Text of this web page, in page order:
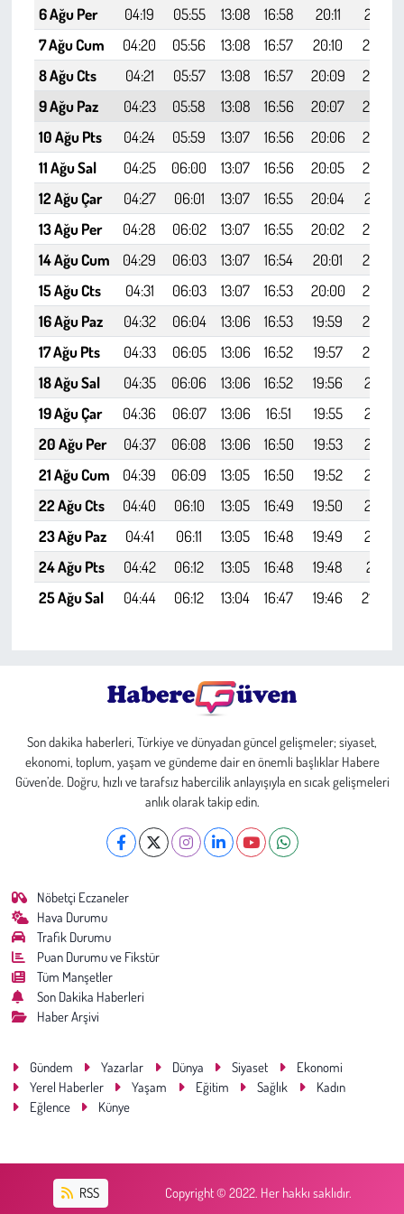
6 Ağu Per
04:19 05:55 13:08 16:58 20:11
21:41
7 Ağu Cum
04:20 05:56 13:08 16:57 20:10
21:39
8 Ağu Cts
04:21 05:57 13:08 16:57 20:09
21:38
9 Ağu Paz
04:23 05:58 13:08 16:56 20:07
21:36
10 Ağu Pts
04:24 05:59 13:07 16:56 20:06
21:34
11 Ağu Sal
04:25 06:00 13:07 16:56 20:05
21:33
12 Ağu Çar
04:27 06:01 13:07 16:55 20:04
21:31
13 Ağu Per
04:28 06:02 13:07 16:55 20:02
21:29
14 Ağu Cum
04:29 06:03 13:07 16:54 20:01
21:28
15 Ağu Cts
04:31 06:03 13:07 16:53 20:00
21:26
16 Ağu Paz
04:32 06:04 13:06 16:53 19:59
21:25
17 Ağu Pts
04:33 06:05 13:06 16:52 19:57
21:23
18 Ağu Sal
04:35 06:06 13:06 16:52 19:56
21:21
19 Ağu Çar
04:36 06:07 13:06 16:51 19:55
21:19
20 Ağu Per
04:37 06:08 13:06 16:50 19:53
21:18
21 Ağu Cum
04:39 06:09 13:05 16:50 19:52
21:16
22 Ağu Cts
04:40 06:10 13:05 16:49 19:50
21:14
23 Ağu Paz
04:41 06:11 13:05 16:48 19:49
21:13
24 Ağu Pts
04:42 06:12 13:05 16:48 19:48
21:11
25 Ağu Sal
04:44 06:12 13:04 16:47 19:46 21:09
Son dakika haberleri, Türkiye ve dünyadan güncel gelişmeler; siyaset,
ekonomi, toplum, yaşam ve gündeme dair en önemli başlıklar Habere
Güven’de. Doğru, hızlı ve tarafsız habercilik anlayışıyla en sıcak gelişmeleri
anlık olarak takip edin.
Nöbetçi Eczaneler
Hava Durumu
Trafik Durumu
Puan Durumu ve Fikstür
Tüm Manşetler
Son Dakika Haberleri
Haber Arşivi
Gündem Yazarlar Dünya Siyaset
Ekonomi
Yerel Haberler
Yaşam Eğitim Sağlık
Kadın
Eğlence
Künye
RSS Copyright © 2022. Her hakkı saklıdır.